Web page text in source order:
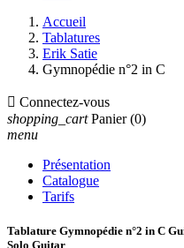
Accueil
Tablatures
Erik Satie
Gymnopédie n°2 in C
 Connectez-vous
shopping_cart Panier (0)
menu
Présentation
Catalogue
Tarifs
Tablature Gymnopédie n°2 in C
Solo Guitar